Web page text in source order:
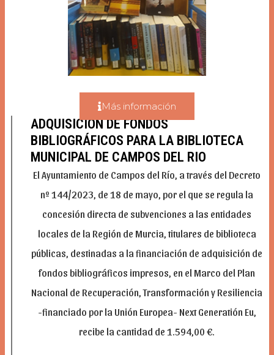
Más información
ADQUISICIÓN DE FONDOS
BIBLIOGRÁFICOS PARA LA BIBLIOTECA
MUNICIPAL DE CAMPOS DEL RIO
El Ayuntamiento de Campos del Río, a través del Decreto
nº 144/2023, de 18 de mayo, por el que se regula la
concesión directa de subvenciones a las entidades
locales de la Región de Murcia, titulares de biblioteca
públicas, destinadas a la financiación de adquisición de
fondos bibliográficos impresos, en el Marco del Plan
Nacional de Recuperación, Transformación y Resiliencia
-financiado por la Unión Europea- Next Generatión Eu,
recibe la cantidad de 1.594,00 €.